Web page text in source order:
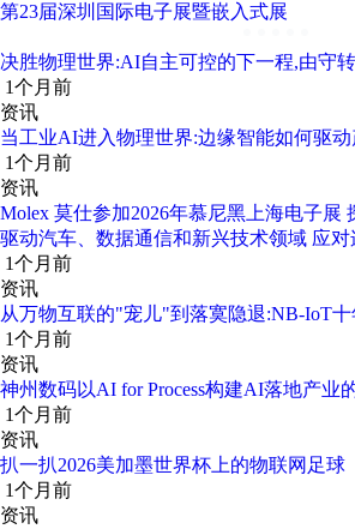
第23届深圳国际电子展暨嵌入式展
决胜物理世界:AI自主可控的下一程,由守
1个月前
资讯
当工业AI进入物理世界:边缘智能如何驱动
1个月前
资讯
Molex 莫仕参加2026年慕尼黑上海电子展
驱动汽车、数据通信和新兴技术领域 应
1个月前
资讯
从万物互联的"宠儿"到落寞隐退:NB-IoT
1个月前
资讯
神州数码以AI for Process构建AI落地产业
1个月前
资讯
扒一扒2026美加墨世界杯上的物联网足球
1个月前
资讯